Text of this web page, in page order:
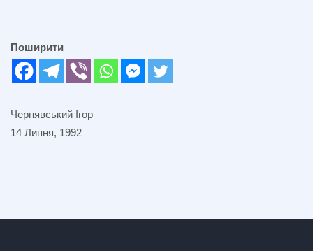
Поширити
Чернявський Ігор
14 Липня, 1992